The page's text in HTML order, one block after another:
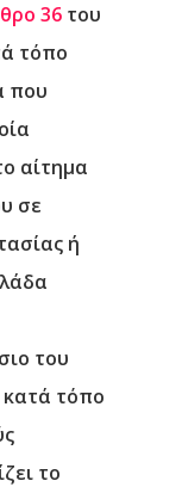
36 του
τόπο
που
αίτημα
σε
ή
του
κατά τόπο
το